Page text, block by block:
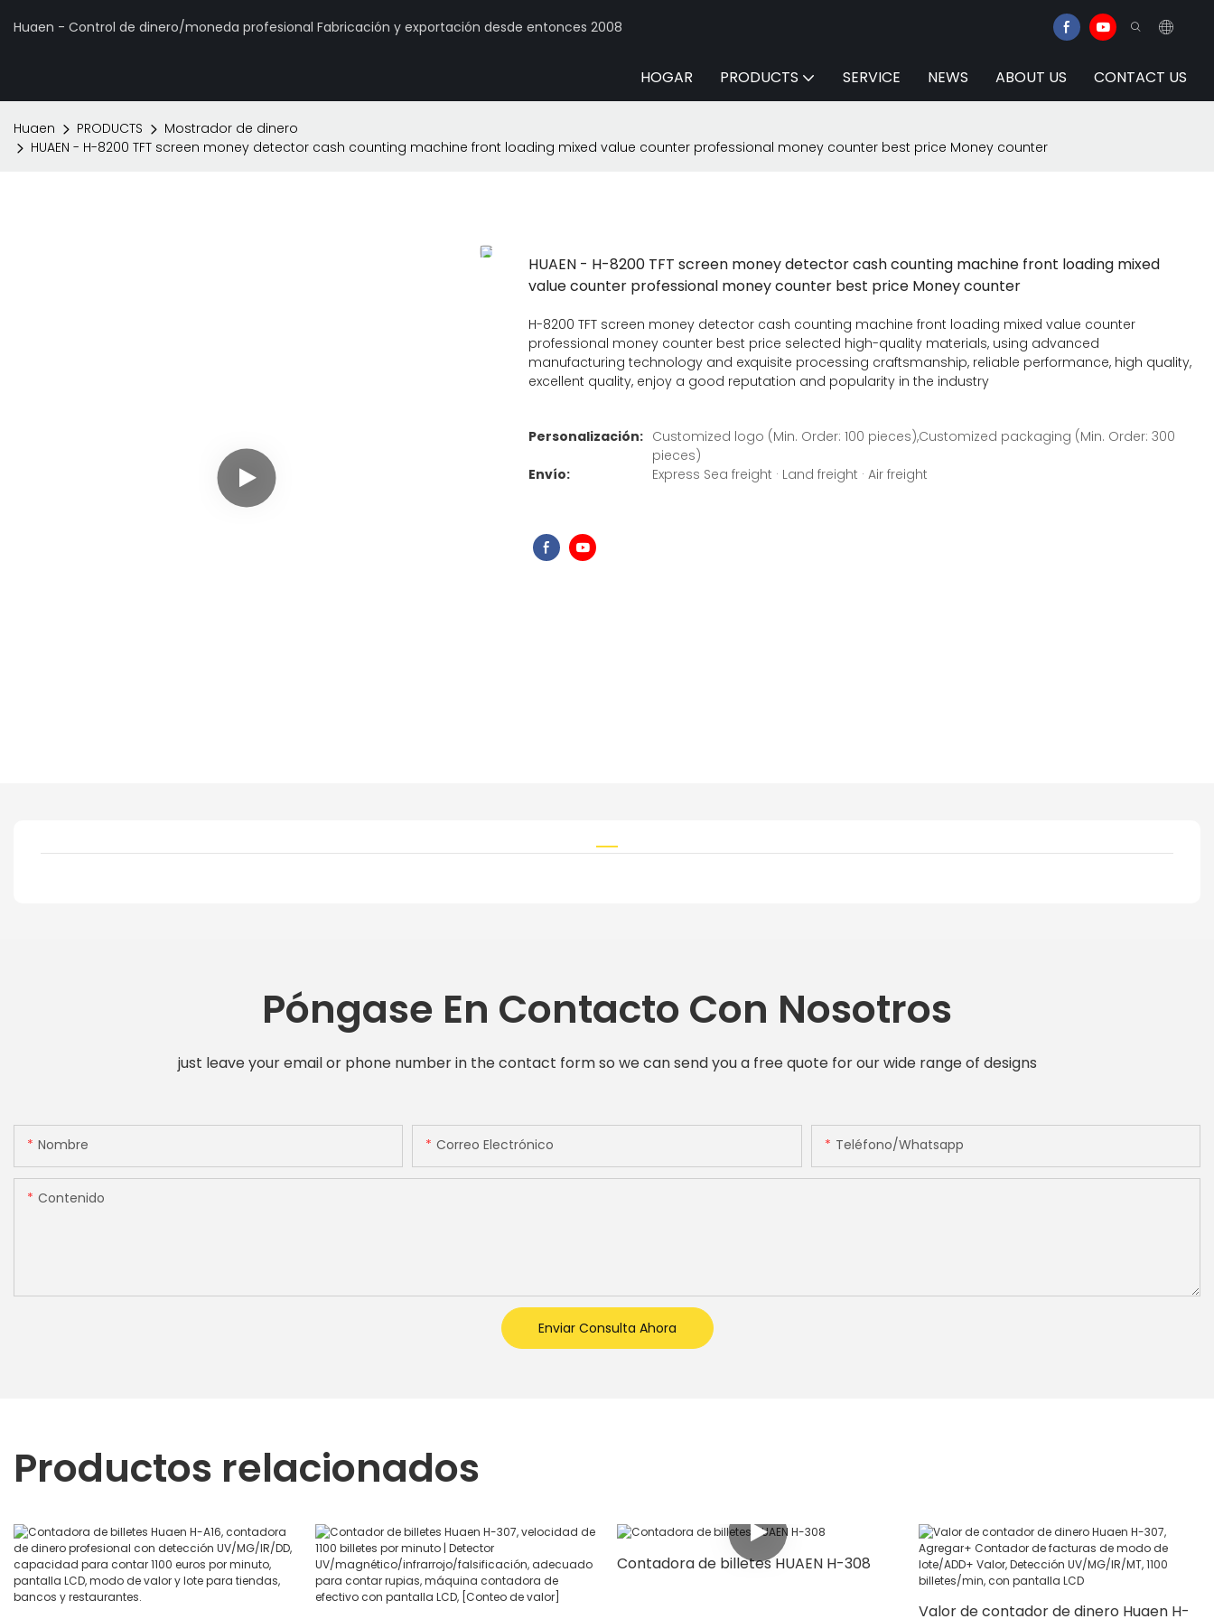
Huaen - Control de dinero/moneda profesional Fabricación y exportación desde entonces 2008
HOGAR PRODUCTS SERVICE NEWS ABOUT US CONTACT US
Huaen PRODUCTS
Mostrador de dinero
HUAEN - H-8200 TFT screen money detector cash counting machine front loading mixed value counter professional money counter best price Money counter
HUAEN - H-8200 TFT screen money detector cash counting machine front loading mixed
value counter professional money counter best price Money counter
H-8200 TFT screen money detector cash counting machine front loading mixed value counter
professional money counter best price selected high-quality materials, using advanced
manufacturing technology and exquisite processing craftsmanship, reliable performance, high quality,
excellent quality, enjoy a good reputation and popularity in the industry
Personalización: Customized logo (Min. Order: 100 pieces),Customized packaging (Min. Order: 300
pieces)
Envío:
Express Sea freight · Land freight · Air freight
Póngase En Contacto Con Nosotros
just leave your email or phone number in the contact form so we can send you a free quote for our wide range of designs
Nombre Correo Electrónico Teléfono/whatsapp
Contenido
Enviar Consulta Ahora
Productos relacionados
Contadora de billetes HUAEN H-308
Valor de contador de dinero Huaen H-